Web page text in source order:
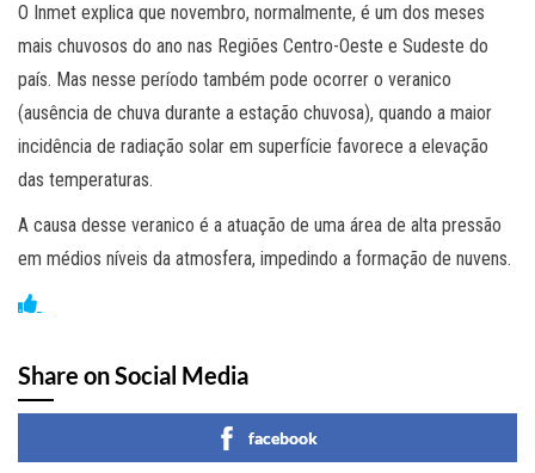
O Inmet explica que novembro, normalmente, é um dos meses
mais chuvosos do ano nas Regiões Centro-Oeste e Sudeste do
país. Mas nesse período também pode ocorrer o veranico
(ausência de chuva durante a estação chuvosa), quando a maior
incidência de radiação solar em superfície favorece a elevação
das temperaturas.
A causa desse veranico é a atuação de uma área de alta pressão
em médios níveis da atmosfera, impedindo a formação de nuvens.
Share on Social Media
facebook